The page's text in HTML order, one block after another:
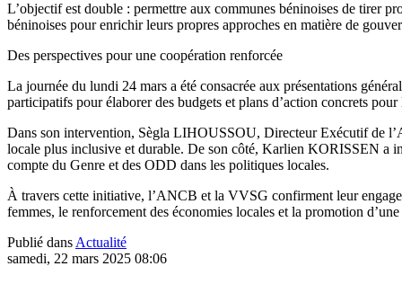
L’objectif est double : permettre aux communes béninoises de tirer
béninoises pour enrichir leurs propres approches en matière de
Des perspectives pour une coopération renforcée
La journée du lundi 24 mars a été consacrée aux présentations
participatifs pour élaborer des budgets et plans d’action concrets
Dans son intervention, Sègla LIHOUSSOU, Directeur Exécutif de
locale plus inclusive et durable. De son côté, Karlien KORISSEN a
compte du Genre et des ODD dans les politiques locales.
À travers cette initiative, l’ANCB et la VVSG confirment leur
femmes, le renforcement des économies locales et la promotion
Publié dans Actualité
samedi, 22 mars 2025 08:06